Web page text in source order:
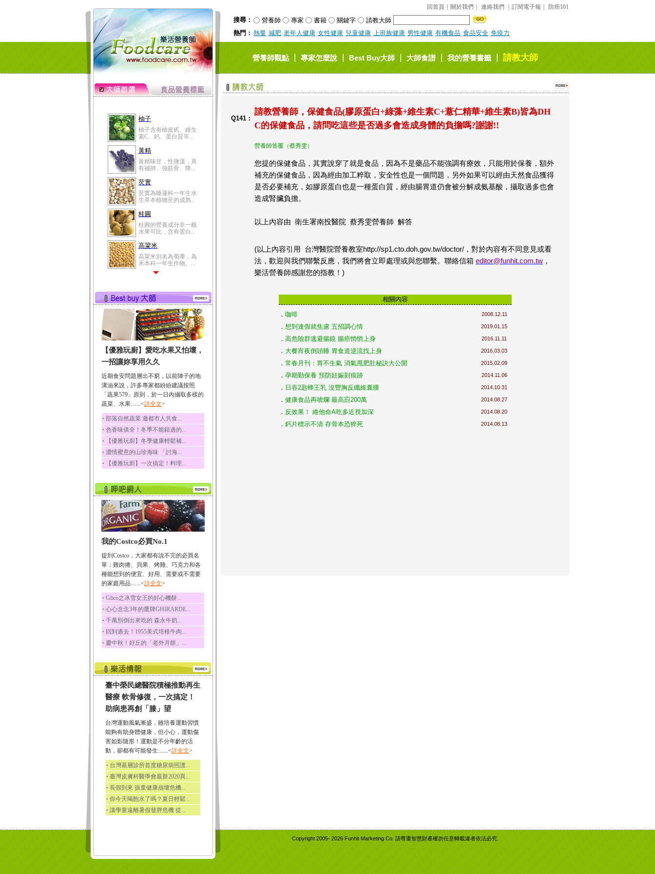
回首頁 關於我們 連絡我們 訂閱電子報 防癌101
搜尋： 營養師 專家 書籍 關鍵字
請教大師
熱門： 熱量 減肥 老年人健康 女性健康 兒童健康 上班族健康 男性健康 有機食品 食品安全 免疫力
營養師觀點｜專家怎麼說｜Best Buy大師｜大師食譜｜我的營養書籤｜請教大師
柚子
柚子含有柚皮甙、維生
素C、鈣、蛋白質等...
黃精
黃精味甘，性微溫，具
有補肺、強筋骨、降...
芡實
芡實為睡蓮科一年生水
生草本植物芡的成熟...
桂圓
桂圓的營養成分非一般
水果可比，含有蛋白...
高粱米
高粱米別名為蜀黍，為
禾本科一年生作物。...
有蛋白質、脂肪、磷...
鮪魚
鮪魚肚肉中的不飽和脂
肪酸內富含EPA和DH...
韭菜
韭菜所含的膳食纖維能
幫助消化與通便；揮...
冬瓜
冬瓜營養價值高，鈉含
量極低是水腫病人的...
豆豉
豆豉裡頭含有營養的蛋
白質、脂肪、鈣、磷...
榛果
榛果裡所含的營養素有
蛋白質、脂肪、醣類...
迷迭香
酸、迷迭香酸、植物...
咖啡
咖啡中的咖啡因會刺激
中樞神經系統，特別...
椰子
椰子含有糖類、脂肪、
荔枝
荔枝性質溫和所含的營
養素有醣類、檸檬酸...
五味子
五味子性質溫熱所含營
養成分有揮發油、檸...
草魚
草魚含有維生素A、維生
素C、及豐富的蛋白...
【優雅玩廚】愛吃水果又怕壞，
一招讓妳享用久久
近期食安問題層出不窮，以前陣子的地
溝油來說，許多專家都紛紛建議按照
「蔬果579」原則，於一日內攝取多樣的
蔬菜、水果.......<詳全文>
‧ 部落自然蔬菜 邀都市人共食...
‧ 色香味俱全！冬季不能錯過的...
‧ 【優雅玩廚】冬季健康輕鬆補...
‧ 濃情蜜意的山珍海味 「討海...
‧ 【優雅玩廚】一次搞定！料理...
我的Costco必買No.1
提到Costco，大家都有說不完的必買名
單：雞肉捲、貝果、烤雞、巧克力和各
種能想到的便宜、好用、需要或不需要
的家庭用品.......<詳全文>
‧ Glico之冰雪女王的好心機餅...
‧ 心心念念3年的鷹牌GHIRARDE...
‧ 千萬別倒出來吃的 森永牛奶...
‧ 回到過去！1955美式培根牛肉...
‧ 慶中秋！好丘的「老外月餅」...
臺中榮民總醫院積極推動再生
醫療 軟骨修復，一次搞定！
助病患再創「膝」望
台灣運動風氣漸盛，雖培養運動習慣
能夠有助身體健康，但小心，運動傷
害如影隨形！運動是不分年齡的活
動，卻都有可能發生.......<詳全文>
‧ 台灣基層診所首度糖尿病照護...
‧ 臺灣皮膚科醫學會最新2020異...
‧ 長假到來 孩童健康崩壞危機...
‧ 你今天喝飽水了嗎？夏日輕鬆...
‧ 讓學童遠離暑假發胖危機 從...
Q141：
請教營養師，保健食品(膠原蛋白+綠藻+維生素C+薏仁精華+維生素B)皆為DH
C的保健食品，請問吃這些是否過多會造成身體的負擔嗎?謝謝!!
營養師答覆（蔡秀雯）
您提的保健食品，其實說穿了就是食品，因為不是藥品不能強調有療效，只能用於保養，額外
補充的保健食品，因為經由加工粹取，安全性也是一個問題，另外如果可以經由天然食品獲得
是否必要補充，如膠原蛋白也是一種蛋白質，經由腸胃道仍會被分解成氨基酸，攝取過多也會
造成腎臟負擔。
以上內容由 衛生署南投醫院 蔡秀雯營養師 解答
(以上內容引用 台灣醫院營養教室http://sp1.cto.doh.gov.tw/doctor/，對於內容有不同意見或看
法，歡迎與我們聯繫反應，我們將會立即處理或與您聯繫。聯絡信箱 editor@funhit.com.tw ，
樂活營養師感謝您的指教！)
相關內容
． 咖啡 2008.12.11
． 想到連假就焦慮 五招調心情 2019.01.15
． 高危險群逃避腸鏡 腸癌悄悄上身 2016.11.11
． 大餐宵夜倒頭睡 胃食道逆流找上身 2016.03.03
． 常春月刊：胃不生氣 消氣甩肥肚秘訣大公開 2015.02.09
． 孕期勤保養 預防妊娠刻痕跡 2014.11.06
． 日吞2匙蜂王乳 沒豐胸反纖維囊腫 2014.10.31
． 健康食品再唬爛 最高罰200萬 2014.08.27
． 反效果！ 維他命A吃多近視加深 2014.08.20
． 鈣片標示不清 存骨本恐猝死 2014.08.13
Copyright 2005-2026 Funhit Marketing Co. 請尊重智慧財產權勿任意轉載違者依法必究.